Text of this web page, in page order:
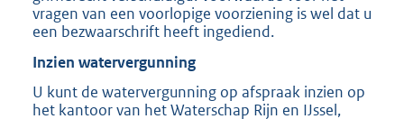
vragen van een voorlopige voorziening is wel dat u
een bezwaarschrift heeft ingediend.
Inzien watervergunning
U kunt de watervergunning op afspraak inzien op
het kantoor van het Waterschap Rijn en IJssel,